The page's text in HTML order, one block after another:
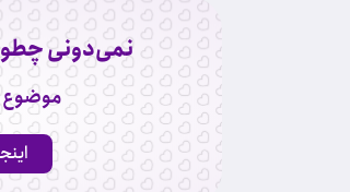
نمی‌دونی
موضوع